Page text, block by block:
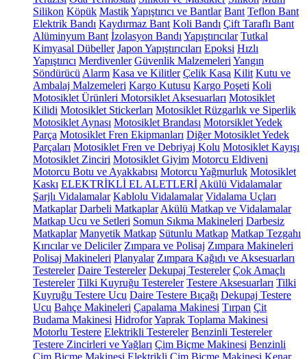
Silikon Köpük MastikYapıştırıcı ve Bantlar Bant Teflon Bant
Elektrik Bandı Kaydırmaz Bant Koli Bandı Çift Taraflı Bant
Alüminyum Bant İzolasyon Bandı Yapıştırıcılar Tutkal
Kimyasal Dübeller Japon Yapıştırıcıları Epoksi Hızlı
Yapıştırıcı Merdivenler Güvenlik Malzemeleri Yangın
Söndürücü Alarm Kasa ve Kilitler Çelik Kasa Kilit Kutu ve
Ambalaj Malzemeleri Kargo Kutusu Kargo Poşeti Koli
Motosiklet Ürünleri Motorsiklet Aksesuarları Motosiklet
Kilidi Motosiklet Stickerları Motosiklet Rüzgarlık ve Siperlik
Motosiklet Aynası Motosiklet Brandası Motorsiklet Yedek
Parça Motosiklet Fren Ekipmanları Diğer Motosiklet Yedek
Parçaları Motosiklet Fren ve Debriyaj Kolu Motosiklet Kayışı
Motosiklet Zinciri Motosiklet Giyim Motorcu Eldiveni
Motorcu Botu ve Ayakkabısı Motorcu Yağmurluk Motosiklet
Kaskı ELEKTRİKLİ EL ALETLERİ Akülü Vidalamalar
Şarjlı Vidalamalar Kablolu Vidalamalar Vidalama Uçları
Matkaplar Darbeli Matkaplar Akülü Matkap ve Vidalamalar
Matkap Ucu ve Setleri Somun Sıkma Makineleri Darbesiz
Matkaplar Manyetik Matkap Sütunlu Matkap Matkap Tezgahı
Kırıcılar ve Deliciler Zımpara ve Polisaj Zımpara Makineleri
Polisaj Makineleri Planyalar Zımpara Kağıdı ve Aksesuarları
Testereler Daire Testereler Dekupaj Testereler Çok Amaçlı
Testereler Tilki Kuyruğu Testereler Testere Aksesuarları Tilki
Kuyruğu Testere Ucu Daire Testere Bıçağı Dekupaj Testere
Ucu Bahçe Makineleri Çapalama Makinesi Tırpan Çit
Budama Makinesi HidroforYaprak Toplama Makinesi
Motorlu Testere Elektrikli Testereler Benzinli Testereler
Testere Zincirleri ve Yağları Çim Biçme Makinesi Benzinli
Çim Biçme Makinesi Elektrikli Çim Biçme Makinesi Kenar